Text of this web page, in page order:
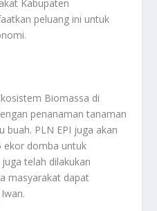
Kabupaten
peluang ini untuk
Biomassa di
penanaman tanaman
buah. PLN EPI juga akan
ekor domba untuk
telah dilakukan
masyarakat dapat